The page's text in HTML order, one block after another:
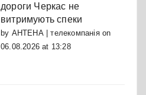
дороги Черкас не
витримують спеки
by АНТЕНА | телекомпаніяon
06.08.2026 at 13:28